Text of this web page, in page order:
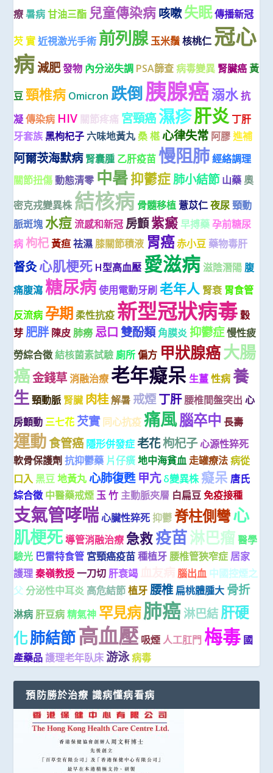
療 暑病 甘油三酯 兒童傳染病咳嗽失眠傳播新冠
芡 實 近視激光手術 前列腺玉米鬚 核桃仁 冠心
病減肥發物 內分泌失調 PSA篩查 病毒變異 腎臟癌 黃
豆 頸椎病 Omicron 跌倒胰腺癌溺水 抗
凝 傳染病 HIV 關節疼痛 宮頸癌濕疹肝炎 丁肝
牙套族 黑枸杞子 六味地黃丸 桑 椹 心律失常 阿膠 進補
阿爾茨海默病 腎囊腫 乙肝疫苗 慢阻肺 經絡調理
關節扭傷 動態清零 中暑抑鬱症肺小結節 山藥 奧
密克戎變異株 結核病 骨髓移植 薏苡仁 夜尿 頸動
脈斑塊水痘 流感和新冠 房顫紫癜 早搏藥 孕前糖尿
病 枸杞黃疸 祛濕 膝關節積液 胃癌赤小豆 藥物毒肝
督灸心肌梗死 H型高血壓 愛滋病 滋陰潛陽 腹
痛腹瀉 糖尿病 使用電動牙刷 老年人 腎衰 胃食管
反流病 孕期 柔性抗疫 新型冠狀病毒 穀
芽 肥胖 陳皮 肺癆 忌口 雙酚類 角膜炎 抑鬱症慢性疲
勞綜合徵 結核菌素試驗 廁所 偏方 甲狀腺癌大腸
癌金錢草 消融治療 老年癡呆 生薑 性病 養
生 頸動脈 腎臟 肉桂解暑 戒煙丁肝 腰椎間盤突出 心
房顫動 三七花 芡實 同心抗疫 痛風腦卒中 長壽
運動食管癌 隱形併發症 老花枸杞子心源性猝死
軟骨保護劑 抗抑鬱藥 片仔癀 地中海貧血 走罐療法 病從
口入 黑豆 地黃丸 心肺復甦 甲亢 δ變異株 癡呆 唐氏
綜合徵 中醫藥戒煙 玉 竹 主動脈夾層 白扁豆 免疫接種
支氣管哮喘心臟性猝死 抑鬱 脊柱側彎心
肌梗死導管消融治療 急救疫苗淋巴瘤 醫學
驗光 巴雷特食管 宮頸癌疫苗 種植牙 腰椎管狹窄症 居家
護理 秦嶺教授 一刀切 肝衰竭 腦出血 中國控煙之
父 分泌性中耳炎 高危結節 植牙 腰椎 扁桃體腫大 骨折
淋病 肝豆病 精氣神 罕見病肺癌淋巴結肝硬
化肺結節高血壓 吸煙 人工肛門 梅毒 國
產藥品 護理老年臥床 游泳病毒
預防勝於治療 識病懂病看病